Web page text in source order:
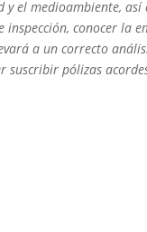
el medioambiente, así
conocer la
a un correcto
suscribir pólizas